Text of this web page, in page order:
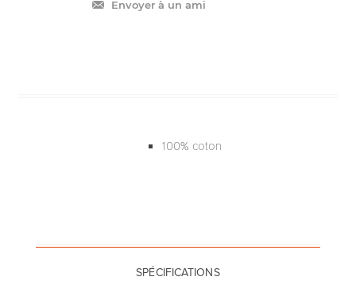
Envoyer à un ami
100% coton
SPÉCIFICATIONS